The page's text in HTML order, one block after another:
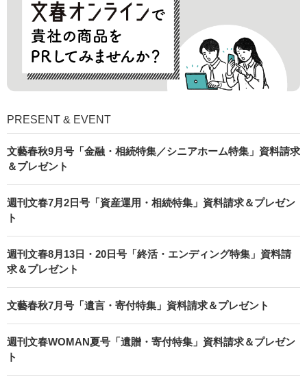
PRESENT & EVENT
文藝春秋9月号「金融・相続特集／シニアホーム特集」資料請求
＆プレゼント
週刊文春7月2日号「資産運用・相続特集」資料請求＆プレゼン
ト
週刊文春8月13日・20日号「終活・エンディング特集」資料請
求＆プレゼント
文藝春秋7月号「遺言・寄付特集」資料請求＆プレゼント
週刊文春WOMAN夏号「遺贈・寄付特集」資料請求＆プレゼン
ト